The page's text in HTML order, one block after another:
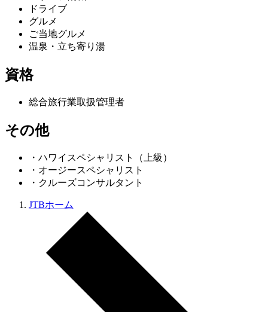
ドライブ
グルメ
ご当地グルメ
温泉・立ち寄り湯
資格
総合旅行業取扱管理者
その他
・ハワイスペシャリスト（上級）
・オージースペシャリスト
・クルーズコンサルタント
JTBホーム